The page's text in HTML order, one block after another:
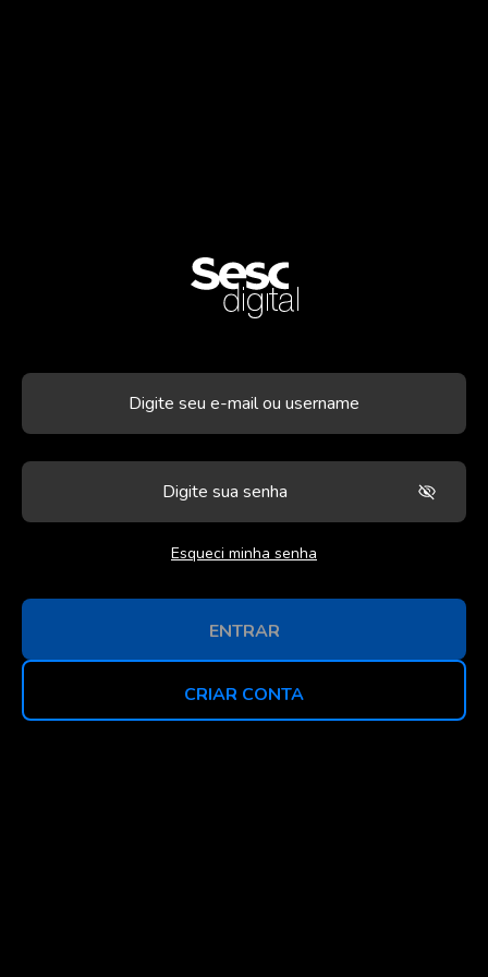
Esqueci minha senha
ENTRAR
CRIAR CONTA